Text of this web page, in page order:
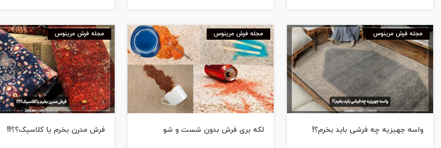
مجله فرش مرینوس
واسه جهیزیه چه فرشی باید بخرم؟!
مجله فرش مرینوس
لکه بری فرش بدون شست و شو
مجله فرش مرینوس
فرش مدرن بخرم یا کلاسیک؟؟!!